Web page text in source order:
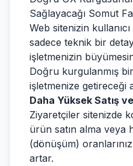
Sağlayacağı Somut
Web sitenizin
sadece teknik bir
işletmenizin
Doğru kurgulanmış
işletmenize getireceği
Daha Yüksek Satış
Ziyaretçiler sitenizde
ürün satın alma veya
(dönüşüm)
artar.